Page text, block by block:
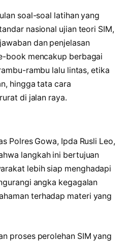
soal-soal latihan yang
nasional ujian teori SIM,
dan penjelasan
book mencakup berbagai
rambu lalu lintas, etika
hingga tata cara
di jalan raya.
Polres Gowa, Ipda Rusli Leo,
langkah ini bertujuan
lebih siap menghadapi
angka kegagalan
terhadap materi yang
proses perolehan SIM yang